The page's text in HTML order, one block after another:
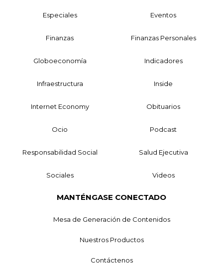
Especiales Eventos
Finanzas Finanzas Personales
Globoeconomía Indicadores
Infraestructura Inside
Internet Economy Obituarios
Ocio Podcast
Responsabilidad Social Salud Ejecutiva
Sociales Videos
MANTÉNGASE CONECTADO
Mesa de Generación de Contenidos
Nuestros Productos
Contáctenos